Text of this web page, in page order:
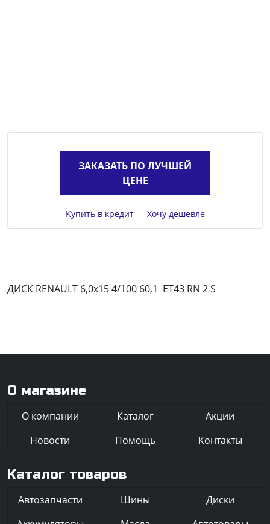
ЗАКАЗАТЬ ПО ЛУЧШЕЙ
ЦЕНЕ
Купить в кредит Хочу дешевле
ДИСК RENAULT 6,0x15 4/100 60,1 ET43 RN 2 S
О магазине
О компании Каталог
Акции
Новости
Помощь Контакты
Каталог товаров
Автозапчасти Шины
Диски